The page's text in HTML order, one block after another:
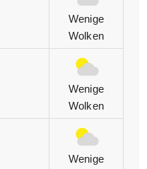
Wenige
Wolken
Wenige
Wolken
Wenige